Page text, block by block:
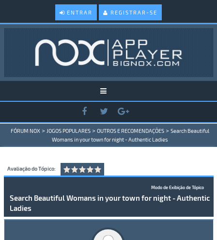
ENTRAR REGISTRAR-SE
FÓRUM NOX > JOGOS POPULARES > OUTROS E RECOMENDAÇÕES > Search Beautiful
Womans in your town for night - Authentic Ladies
Avaliação do Tópico:
Modo de Exibição de Tópico
Search Beautiful Womans in your town for night - Authentic
Ladies